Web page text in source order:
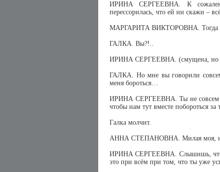
ИРИНА СЕРГЕЕВНА. К
перессорилась, что ей ни скажи –
МАРГАРИТА ВИКТОРОВНА. Тогда
ГАЛКА. Вы?!..
ИРИНА СЕРГЕЕВНА. (смущена, но
ГАЛКА. Но мне вы говорили
меня бороться…
ИРИНА СЕРГЕЕВНА. Ты не совсем
чтобы нам тут вместе побороться
Галка молчит.
АННА СТЕПАНОВНА. Милая моя, ну
ИРИНА СЕРГЕЕВНА. Слышишь, что
это при всём при том, что ты уже